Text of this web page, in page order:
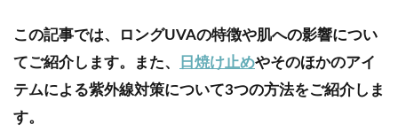
この記事では、ロングUVAの特徴や肌への影響につい
てご紹介します。また、
日焼け止めやそのほかのアイ
テムによる紫外線対策について3つの方法をご紹介しま
す。